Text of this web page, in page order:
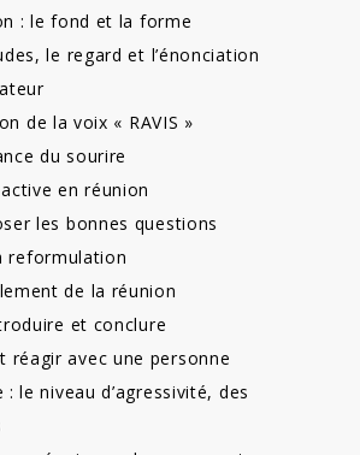
: le fond et la forme
le regard et l’énonciation
de la voix « RAVIS »
du sourire
active en réunion
les bonnes questions
reformulation
de la réunion
et conclure
réagir avec une personne
: le niveau d’agressivité, des